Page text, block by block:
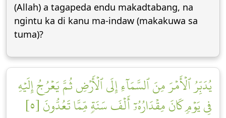
(Allah) a tagapeda endu makadtabang, na
ngintu ka di kanu ma-indaw (makakuwa sa
tuma)?
يُدَبِّرُ ٱلۡأَمۡرَ مِنَ ٱلسَّمَآءِ إِلَى ٱلۡأَرۡضِ ثُمَّ يَعۡرُجُ إِلَيۡهِ
فِي يَوۡمٖ كَانَ مِقۡدَارُهُۥٓ أَلۡفَ سَنَةٖ مِّمَّا تَعُدُّونَ [٥]